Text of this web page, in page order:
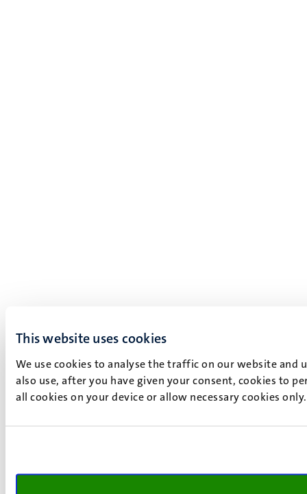
This website uses cookies
We use cookies to analyse the traffic on our website and
also use, after you have given your consent, cookies to
all cookies on your device or allow necessary cookies